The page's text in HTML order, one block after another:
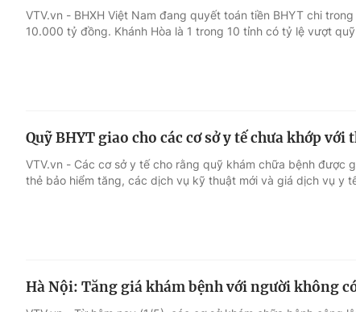
VTV.vn - BHXH Việt Nam đang quyết toán tiền BHYT chi
10.000 tỷ đồng. Khánh Hòa là 1 trong 10 tỉnh có tỷ lệ vượt
Quỹ BHYT giao cho các cơ sở y tế chưa khớp với
VTV.vn - Các cơ sở y tế cho rằng quỹ khám chữa bệnh được
thẻ bảo hiểm tăng, các dịch vụ kỹ thuật mới và giá dịch vụ y
Hà Nội: Tăng giá khám bệnh với người không